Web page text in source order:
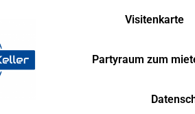
Visitenkarte
Partyraum zum